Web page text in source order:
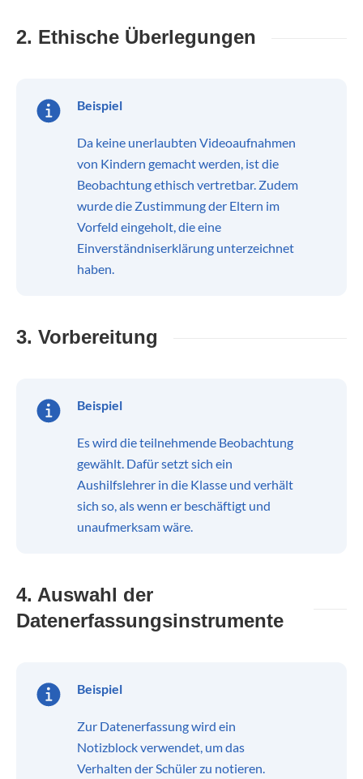
2. Ethische Überlegungen
Beispiel
Da keine unerlaubten Videoaufnahmen
von Kindern gemacht werden, ist die
Beobachtung ethisch vertretbar. Zudem
wurde die Zustimmung der Eltern im
Vorfeld eingeholt, die eine
Einverständniserklärung unterzeichnet
haben.
3. Vorbereitung
Beispiel
Es wird die teilnehmende Beobachtung
gewählt. Dafür setzt sich ein
Aushilfslehrer in die Klasse und verhält
sich so, als wenn er beschäftigt und
unaufmerksam wäre.
4. Auswahl der
Datenerfassungsinstrumente
Beispiel
Zur Datenerfassung wird ein
Notizblock verwendet, um das
Verhalten der Schüler zu notieren.